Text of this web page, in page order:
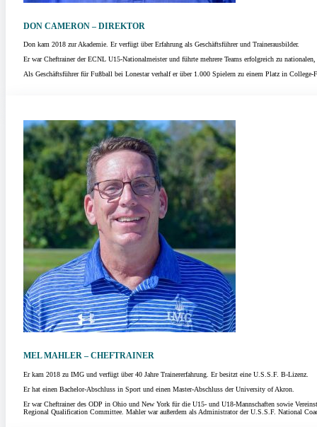
DON CAMERON – DIREKTOR
Don kam 2018 zur Akademie. Er verfügt über Erfahrung als Geschäftsführer und Trainerausbilder.
Er war Cheftrainer der ECNL U15-Nationalmeister und führte mehrere Teams erfolgreich zu
Als Geschäftsführer für Fußball bei Lonestar verhalf er über 1.000 Spielern zu einem Platz in College-
MEL MAHLER – CHEFTRAINER
Er kam 2018 zu IMG und verfügt über 40 Jahre Trainererfahrung. Er besitzt eine U.S.S.F. B-Lizenz.
Er hat einen Bachelor-Abschluss in Sport und einen Master-Abschluss der University of Akron.
Er war Cheftrainer des ODP in Ohio und New York für die U15- und U18-Mannschaften sowie
Regional Qualification Committee. Mahler war außerdem als Administrator der U.S.S.F. National